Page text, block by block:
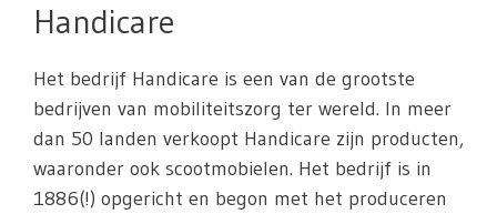
Handicare
Het bedrijf Handicare is een van de grootste
bedrijven van mobiliteitszorg ter wereld. In meer
dan 50 landen verkoopt Handicare zijn producten,
waaronder ook scootmobielen. Het bedrijf is in
1886(!) opgericht en begon met het produceren